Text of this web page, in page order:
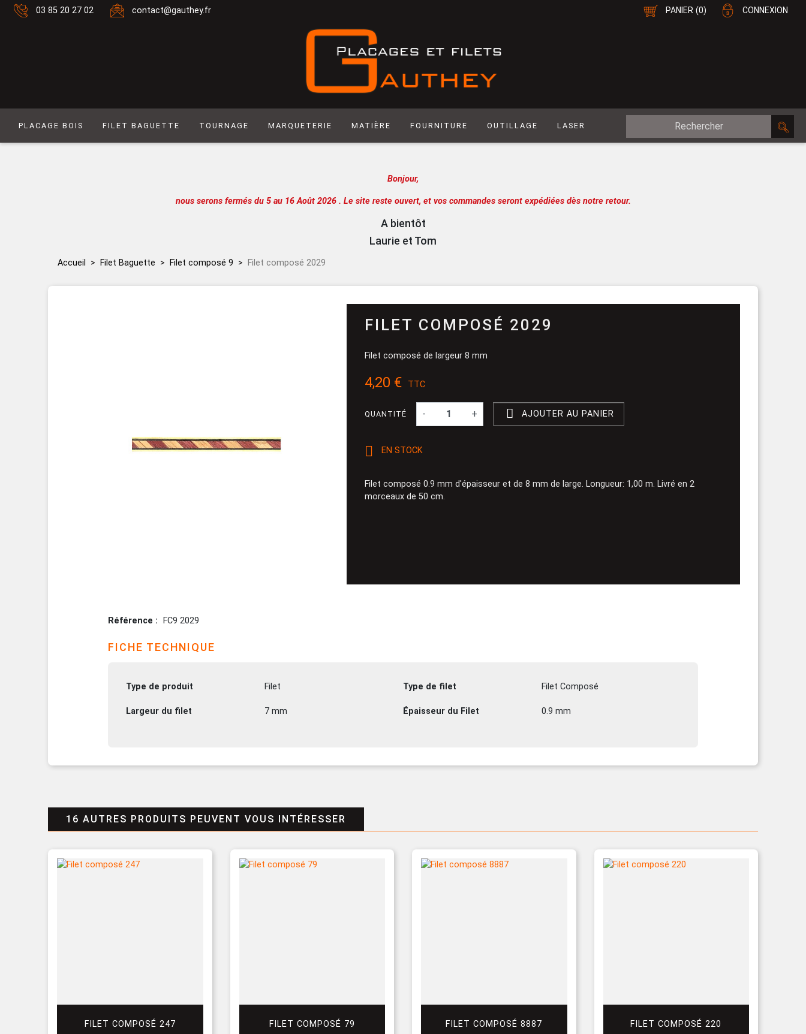
03 85 20 27 02 contact@gauthey.fr CONNEXION
PANIER (0)
PLACAGE BOIS
Lot de placages
FILET BAGUETTE TOURNAGE MARQUETERIE MATIÈRE
Laser
FOURNITURE
Colle
Produit de Finition
Panneau support
Papier
OUTILLAGE
Racloir
Ponçage
LASER
Placage Double-Face
Bonjour,
nous serons fermés du 5 au 16 Août 2026 . Le site reste ouvert, et vos commandes seront expédiées dès notre retour.
A bientôt
Laurie et Tom
Accueil Filet Baguette Filet composé 9 Filet composé 2029
FILET COMPOSÉ 2029
Filet composé de largeur 8 mm
4,20 € TTC
QUANTITÉ - +  AJOUTER AU PANIER
 EN STOCK
Filet composé 0.9 mm d'épaisseur et de 8 mm de large. Longueur: 1,00 m. Livré en 2
morceaux de 50 cm.
Référence FC9 2029
FICHE TECHNIQUE
Type de produit Filet Type de filet Filet Composé
Largeur du filet 7 mm Épaisseur du Filet 0.9 mm
16 AUTRES PRODUITS PEUVENT VOUS INTÉRESSER
FILET COMPOSÉ 247 FILET COMPOSÉ 79 FILET COMPOSÉ 8887 FILET COMPOSÉ 220